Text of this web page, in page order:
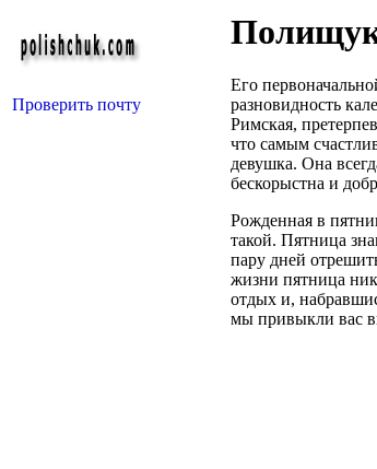
Проверить почту
Его
разновидность
Римская,
что самым
девушка. Она
бескорыстна и
Рожденная в
такой. Пятница
пару дней
жизни пятница
отдых и,
мы привыкли вас